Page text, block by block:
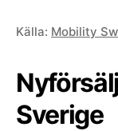
Källa: Mobility
Sverige